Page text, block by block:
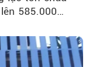
585.000